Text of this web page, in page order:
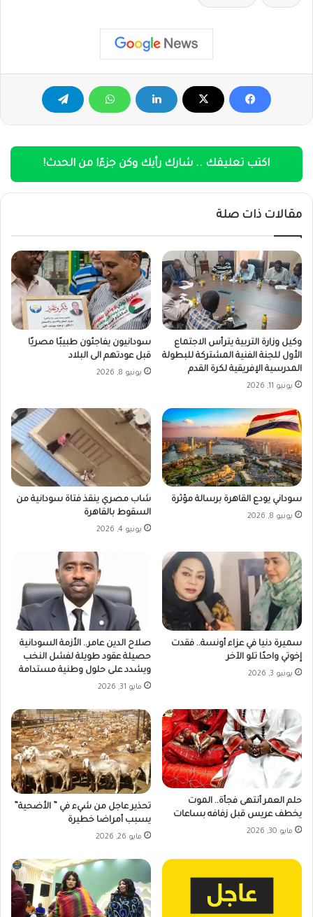
اكتب تعليقك .. شارك رأيك وكن جزءًا من الحدث!
مقالات ذات صلة
وكيل وزارة التربية يترأس الاجتماع
الأول للجنة الفنية المشتركة للبطولة
المدرسية الإفريقية لكرة القدم
يونيو 11, 2026
سودانيون يفاجئون طبيبًا مصريًا
قبل عودتهم الى البلاد
يونيو 8, 2026
سوداني يودع القاهرة برسالة مؤثرة
يونيو 8, 2026
شاب مصري ينقذ فتاة سودانية من
السقوط بالقاهرة
يونيو 4, 2026
سميرة دنيا في عزاء أونسة.. فقدت
إخوتي واحدًا تلو الآخر
يونيو 3, 2026
صلاح الدين عامر.. الأزمة السودانية
حصيلة عقود طويلة لفشل النخب
ويشدد على حلول وطنية مستدامة
مايو 31, 2026
حلم العمر أنتهى فجأة.. الموت
يخطف عريس قبل زفافه بساعات
مايو 30, 2026
تحذير عاجل من شيء في ” الأضحية”
يسبب أمراضا خطيرة
مايو 26, 2026